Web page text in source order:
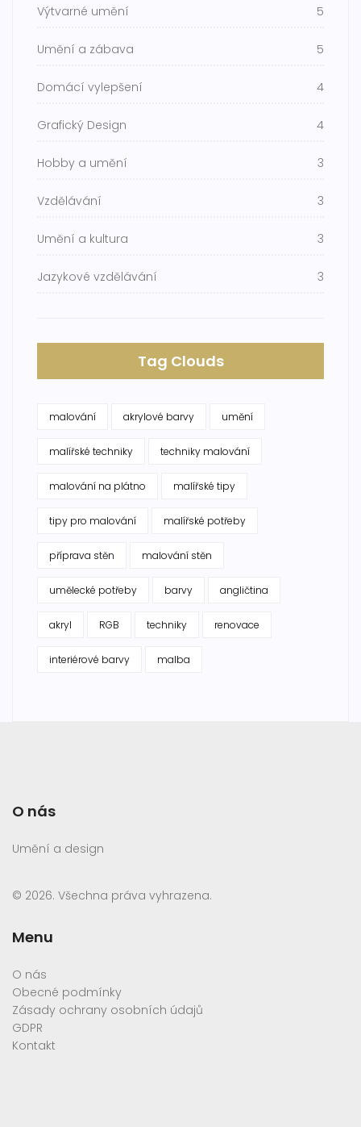
Výtvarné umění 5
Umění a zábava 5
Domácí vylepšení 4
Grafický Design 4
Hobby a umění 3
Vzdělávání 3
Umění a kultura 3
Jazykové vzdělávání 3
Tag Clouds
malování akrylové barvy umění
malířské techniky techniky malování
malování na plátno malířské tipy
tipy pro malování malířské potřeby
příprava stěn malování stěn
umělecké potřeby barvy angličtina
akryl RGB techniky renovace
interiérové barvy malba
O nás
Umění a design
© 2026. Všechna práva vyhrazena.
Menu
O nás
Obecné podmínky
Zásady ochrany osobních údajů
GDPR
Kontakt